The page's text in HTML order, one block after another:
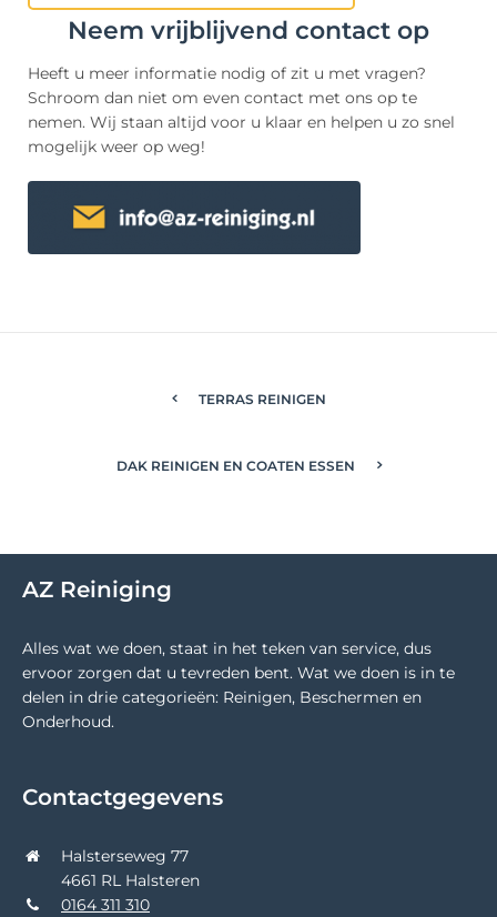
Neem vrijblijvend contact op
Heeft u meer informatie nodig of zit u met vragen?
Schroom dan niet om even contact met ons op te
nemen. Wij staan altijd voor u klaar en helpen u zo snel
mogelijk weer op weg!
TERRAS REINIGEN
DAK REINIGEN EN COATEN ESSEN
AZ Reiniging
Alles wat we doen, staat in het teken van service, dus
ervoor zorgen dat u tevreden bent. Wat we doen is in te
delen in drie categorieën: Reinigen, Beschermen en
Onderhoud.
Contactgegevens
Halsterseweg 77
4661 RL Halsteren
0164 311 310